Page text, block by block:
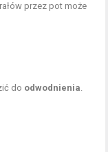
przez pot może
do odwodnienia.